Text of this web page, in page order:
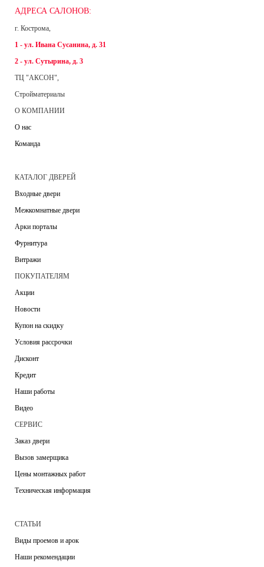
АДРЕСА САЛОНОВ:
г. Кострома,
1 - ул. Ивана Сусанина, д. 31
2 - ул. Сутырина, д. 3
ТЦ "АКСОН",
Стройматериалы
О КОМПАНИИ
О нас
Команда
КАТАЛОГ ДВЕРЕЙ
Входные двери
Межкомнатные двери
Арки порталы
Фурнитура
Витражи
ПОКУПАТЕЛЯМ
Акции
Новости
Купон на скидку
Условия рассрочки
Дисконт
Кредит
Наши работы
Видео
СЕРВИС
Заказ двери
Вызов замерщика
Цены монтажных работ
Техническая информация
СТАТЬИ
Виды проемов и арок
Наши рекомендации